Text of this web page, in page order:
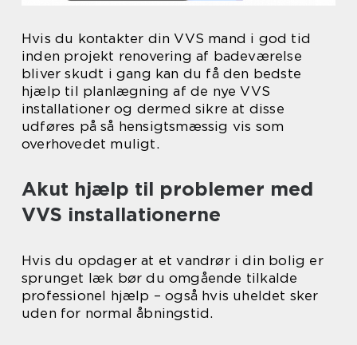
Hvis du kontakter din VVS mand i god tid
inden projekt renovering af badeværelse
bliver skudt i gang kan du få den bedste
hjælp til planlægning af de nye VVS
installationer og dermed sikre at disse
udføres på så hensigtsmæssig vis som
overhovedet muligt.
Akut hjælp til problemer med
VVS installationerne
Hvis du opdager at et vandrør i din bolig er
sprunget læk bør du omgående tilkalde
professionel hjælp – også hvis uheldet sker
uden for normal åbningstid.